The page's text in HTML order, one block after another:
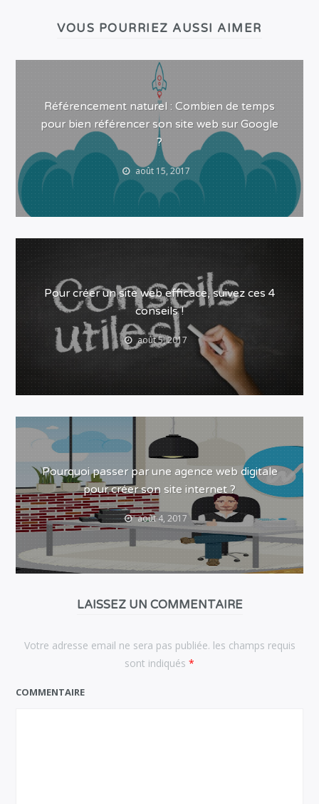
VOUS POURRIEZ AUSSI AIMER
Référencement naturel : Combien de temps
pour bien référencer son site web sur Google
?
août 15, 2017
Pour créer un site web efficace, suivez ces 4
conseils !
août 5, 2017
Pourquoi passer par une agence web digitale
pour créer son site internet ?
août 4, 2017
LAISSEZ UN COMMENTAIRE
Votre adresse email ne sera pas publiée. les champs requis
sont indiqués *
COMMENTAIRE